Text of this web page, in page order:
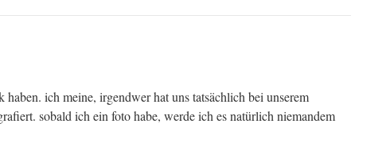
haben. ich meine, irgendwer hat uns tatsächlich bei unserem
sobald ich ein foto habe, werde ich es natürlich niemandem